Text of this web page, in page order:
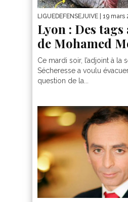
LIGUEDEFENSEJUIVE | 19 mars
Lyon : Des
de Mohamed
Ce mardi soir, l’adjoint à la
Sécheresse a voulu
question de la...